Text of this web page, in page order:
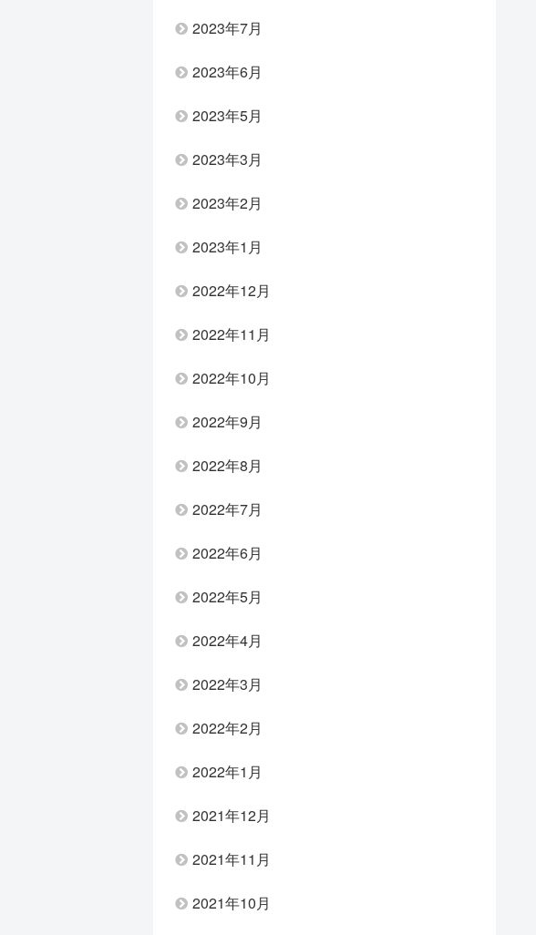
2023年7月
2023年6月
2023年5月
2023年3月
2023年2月
2023年1月
2022年12月
2022年11月
2022年10月
2022年9月
2022年8月
2022年7月
2022年6月
2022年5月
2022年4月
2022年3月
2022年2月
2022年1月
2021年12月
2021年11月
2021年10月